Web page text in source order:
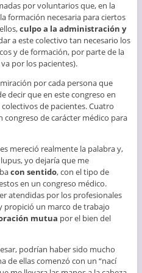
por voluntarios que, en la
formación necesaria para ciertos
culpo a la administración y
a este colectivo tan necesario los
y de formación, por parte de la
por los pacientes).
por cada persona que
decir que en este congreso en
de pacientes. Cuatro
de carácter médico para
mereció realmente la palabra y,
yo dejaría que me
con sentido, con el tipo de
en un congreso médico.
atendidas por los profesionales
propició un marco de trabajo
mutua por el bien del
podrían haber sido mucho
de ellas comenzó con un “nací